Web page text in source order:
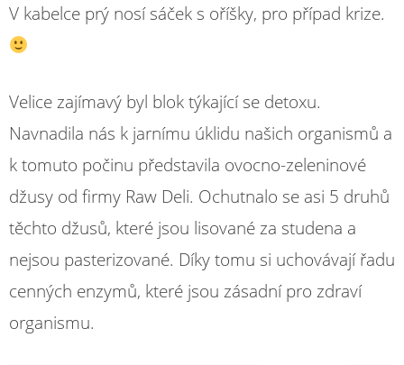
V kabelce prý nosí sáček s oříšky, pro případ krize.
Velice zajímavý byl blok týkající se detoxu.
Navnadila nás k jarnímu úklidu našich organismů a
k tomuto počinu představila ovocno-zeleninové
džusy od firmy Raw Deli. Ochutnalo se asi 5 druhů
těchto džusů, které jsou lisované za studena a
nejsou pasterizované. Díky tomu si uchovávají řadu
cenných enzymů, které jsou zásadní pro zdraví
organismu.